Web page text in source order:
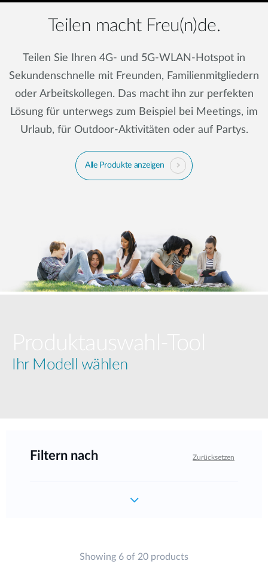
Teilen macht Freu(n)de.
Teilen Sie Ihren 4G- und 5G-WLAN-Hotspot in
Sekundenschnelle mit Freunden, Familienmitgliedern
oder Arbeitskollegen. Das macht ihn zur perfekten
Lösung für unterwegs zum Beispiel bei Meetings, im
Urlaub, für Outdoor-Aktivitäten oder auf Partys.
Alle Produkte anzeigen
Ihr Modell wählen
Filtern nach Zurücksetzen
Showing 6 of 20 products